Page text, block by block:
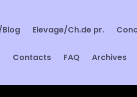
Elevage/Ch.de pr.
Contacts FAQ Archives